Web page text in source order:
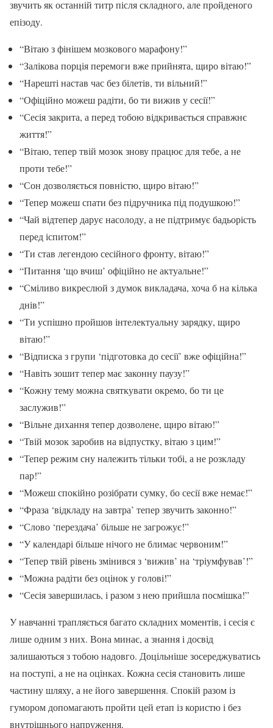
звучить як останній титр після складного, але пройденого
епізоду.
“Вітаю з фінішем мозкового марафону!”
“Залікова порція перемоги вже прийнята, щиро вітаю!”
“Нарешті настав час без білетів, ти вільний!”
“Офіційно можеш радіти, бо ти вижив у сесії!”
“Сесія закрита, а перед тобою відкривається справжнє
життя!”
“Вітаю, тепер твій мозок знову працює для тебе, а не
проти тебе!”
“Сон дозволяється повністю, щиро вітаю!”
“Тепер можеш спати без підручника під подушкою!”
“Чай відтепер дарує насолоду, а не підтримує бадьорість
перед іспитом!”
“Ти став легендою сесійного фронту, вітаю!”
“Питання ‘що вчиш’ офіційно не актуальне!”
“Сміливо викреслюй з думок викладача, хоча б на кілька
днів!”
“Ти успішно пройшов інтелектуальну зарядку, щиро
вітаю!”
“Відписка з групи ‘підготовка до сесії’ вже офіційна!”
“Навіть зошит тепер має законну паузу!”
“Кожну тему можна святкувати окремо, бо ти це
заслужив!”
“Вільне дихання тепер дозволене, щиро вітаю!”
“Твій мозок заробив на відпустку, вітаю з цим!”
“Тепер режим сну належить тільки тобі, а не розкладу
пар!”
“Можеш спокійно розібрати сумку, бо сесії вже немає!”
“Фраза ‘відкладу на завтра’ тепер звучить законно!”
“Слово ‘перездача’ більше не загрожує!”
“У календарі більше нічого не блимає червоним!”
“Тепер твій рівень змінився з ‘вижив’ на ‘тріумфував’!”
“Можна радіти без оцінок у голові!”
“Сесія завершилась, і разом з нею прийшла посмішка!”
У навчанні трапляється багато складних моментів, і сесія є
лише одним з них. Вона минає, а знання і досвід
залишаються з тобою надовго. Доцільніше зосереджуватись
на поступі, а не на оцінках. Кожна сесія становить лише
частину шляху, а не його завершення. Спокій разом із
гумором допомагають пройти цей етап із користю і без
внутрішнього напруження.